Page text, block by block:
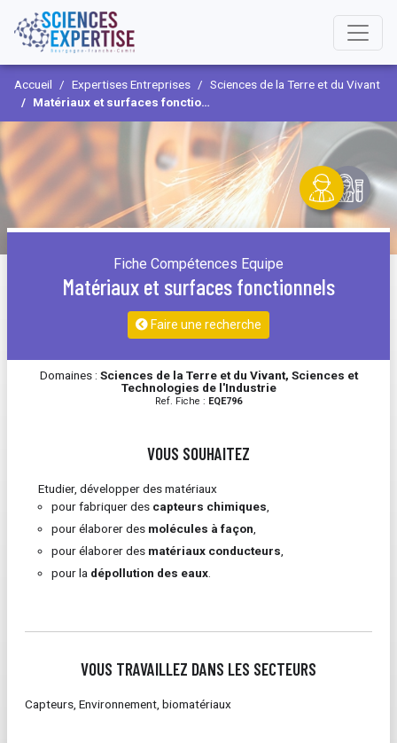
Accueil Expertises Entreprises
Sciences de la Terre et du Vivant
Matériaux et surfaces fonctionnels
Fiche Compétences Equipe
Matériaux et surfaces fonctionnels
Faire une recherche
Domaines : Sciences de la Terre et du Vivant, Sciences et
Technologies de l'Industrie
Ref. Fiche : EQE796
VOUS SOUHAITEZ
Etudier, développer des matériaux
pour fabriquer des capteurs chimiques
pour élaborer des molécules à façon
pour élaborer des matériaux conducteurs
pour la dépollution des eaux
VOUS TRAVAILLEZ DANS LES SECTEURS
Capteurs, Environnement, biomatériaux